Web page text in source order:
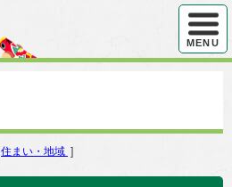
ハンバ
MENU
住まい・地域 ]